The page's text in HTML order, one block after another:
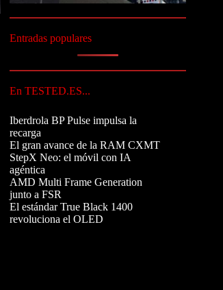
Entradas populares
En TESTED.ES...
Iberdrola BP Pulse impulsa la
recarga
El gran avance de la RAM CXMT
StepX Neo: el móvil con IA
agéntica
AMD Multi Frame Generation
junto a FSR
El estándar True Black 1400
revoluciona el OLED